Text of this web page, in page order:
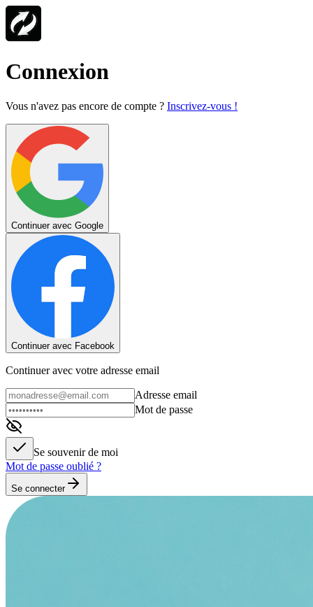
Connexion
Vous n'avez pas encore de compte ? Inscrivez-vous !
Continuer avec Google
Continuer avec Facebook
Continuer avec votre adresse email
Adresse email
Mot de passe
Se souvenir de moi
Mot de passe oublié ?
Se connecter